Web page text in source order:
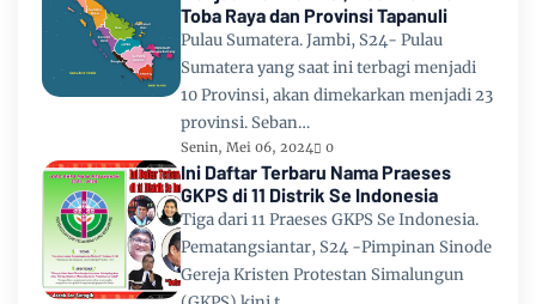
Toba Raya dan Provinsi Tapanuli
Pulau Sumatera. Jambi, S24- Pulau
Sumatera yang saat ini terbagi menjadi
10 Provinsi, akan dimekarkan menjadi 23
provinsi. Seban…
Senin, Mei 06, 2024 0
Ini Daftar Terbaru Nama Praeses
GKPS di 11 Distrik Se Indonesia
Tiga dari 11 Praeses GKPS Se Indonesia.
Pematangsiantar, S24 -Pimpinan Sinode
Gereja Kristen Protestan Simalungun